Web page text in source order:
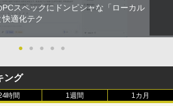
￥15,800
【マラソンセール期間中ポイント5倍】
Core i5 富士通 LIFEBOOK A579/B メモ
リ8GB HDD500GB 15.6インチ HDMI テ
ンキー DVD-ROM 初期設定済 すぐ使え
る 7日保証 送料無料 2営業日以内に発送
￥33,800
3070 Micro 第9世代 Core i5 Windows1
1 Pro メモリ 8GB/16GB SSD 256GB/51
2GB USB無線LANアダプター付属 HDMI
DisplayPort WPS Office付き デスクト
ター 14インチ フルHD IPSパネル 非光沢
タッチ式/非タッチ式選択可能 Type-C対
サブディスプレイ デュアルモニター テレ
ワーク ミニPC対応 EVICIV
￥11,999
イティブ英語書き写し [ ブレット・リン
ゼイ ]
￥1,980
PCスペックにドンピシャな「ローカル
適化テク
● ● ● ● ●
ング
時間 1週間 1カ月